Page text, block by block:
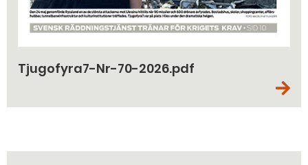
Tjugofyra7-Nr-70-2026.pdf